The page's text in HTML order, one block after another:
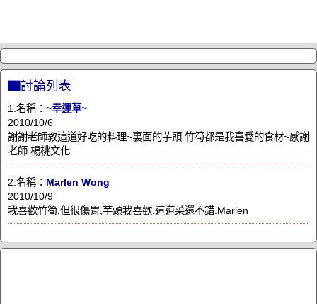
▇討論列表
1.名稱： ~幸運草~
2010/10/6
謝謝老師教這道好吃的料理~裏面的芋頭.竹筍都是我喜愛的食材~感謝
老師.楊桃文化
2.名稱： Marlen Wong
2010/10/9
我喜歡竹筍,但很傷胃,芋頭我喜歡,這道菜還不錯.Marlen